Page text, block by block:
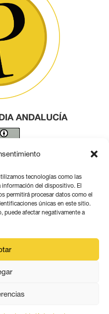
tecnologías como las
información del dispositivo. El
permitirá procesar datos como el
únicas en este sitio.
puede afectar negativamente a
ANDALUCÍA
de Creative Commons
correo